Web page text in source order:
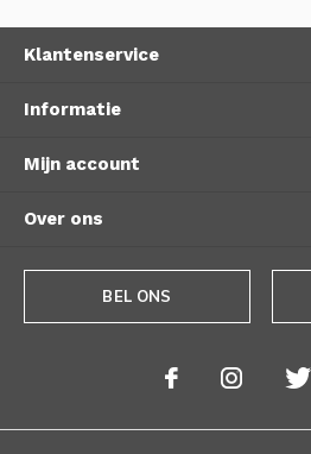
Klantenservice
Informatie
Mijn account
Over ons
BEL ONS